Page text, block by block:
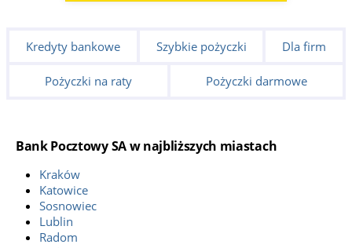
Kredyty bankowe Szybkie pożyczki Dla firm
Pożyczki na raty Pożyczki darmowe
Bank Pocztowy SA w najbliższych miastach
Kraków
Katowice
Sosnowiec
Lublin
Radom